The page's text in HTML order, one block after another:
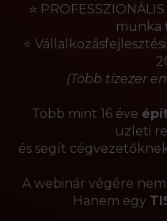
⭐ PROFESSZIONÁLIS
munka
⭐ Vállalkozásfejlesztési
(Több tízezer
Több mint 16 éve
üzleti
és segít
A webinár végére
Hanem egy